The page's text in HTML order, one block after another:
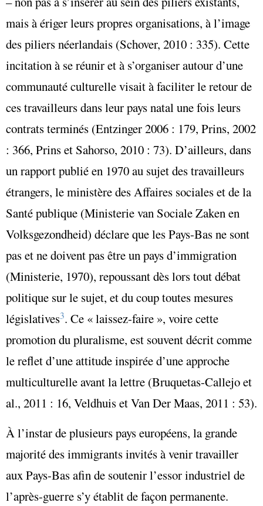
mais à ériger leurs propres organisations, à l’image
des piliers néerlandais (Schover, 2010 : 335). Cette
incitation à se réunir et à s’organiser autour d’une
communauté culturelle visait à faciliter le retour de
ces travailleurs dans leur pays natal une fois leurs
contrats terminés (Entzinger 2006 : 179, Prins, 2002
: 366, Prins et Sahorso, 2010 : 73). D’ailleurs, dans
un rapport publié en 1970 au sujet des travailleurs
étrangers, le ministère des Affaires sociales et de la
Santé publique (Ministerie van Sociale Zaken en
Volksgezondheid) déclare que les Pays-Bas ne sont
pas et ne doivent pas être un pays d’immigration
(Ministerie, 1970), repoussant dès lors tout débat
politique sur le sujet, et du coup toutes mesures
législatives3. Ce « laissez-faire », voire cette
promotion du pluralisme, est souvent décrit comme
le reflet d’une attitude inspirée d’une approche
multiculturelle avant la lettre (Bruquetas-Callejo et
al., 2011 : 16, Veldhuis et Van Der Maas, 2011 : 53).
À l’instar de plusieurs pays européens, la grande
majorité des immigrants invités à venir travailler
aux Pays-Bas afin de soutenir l’essor industriel de
l’après-guerre s’y établit de façon permanente.